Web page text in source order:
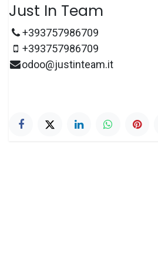
Just In Team
+393757986709
+393757986709
odoo@justinteam.it